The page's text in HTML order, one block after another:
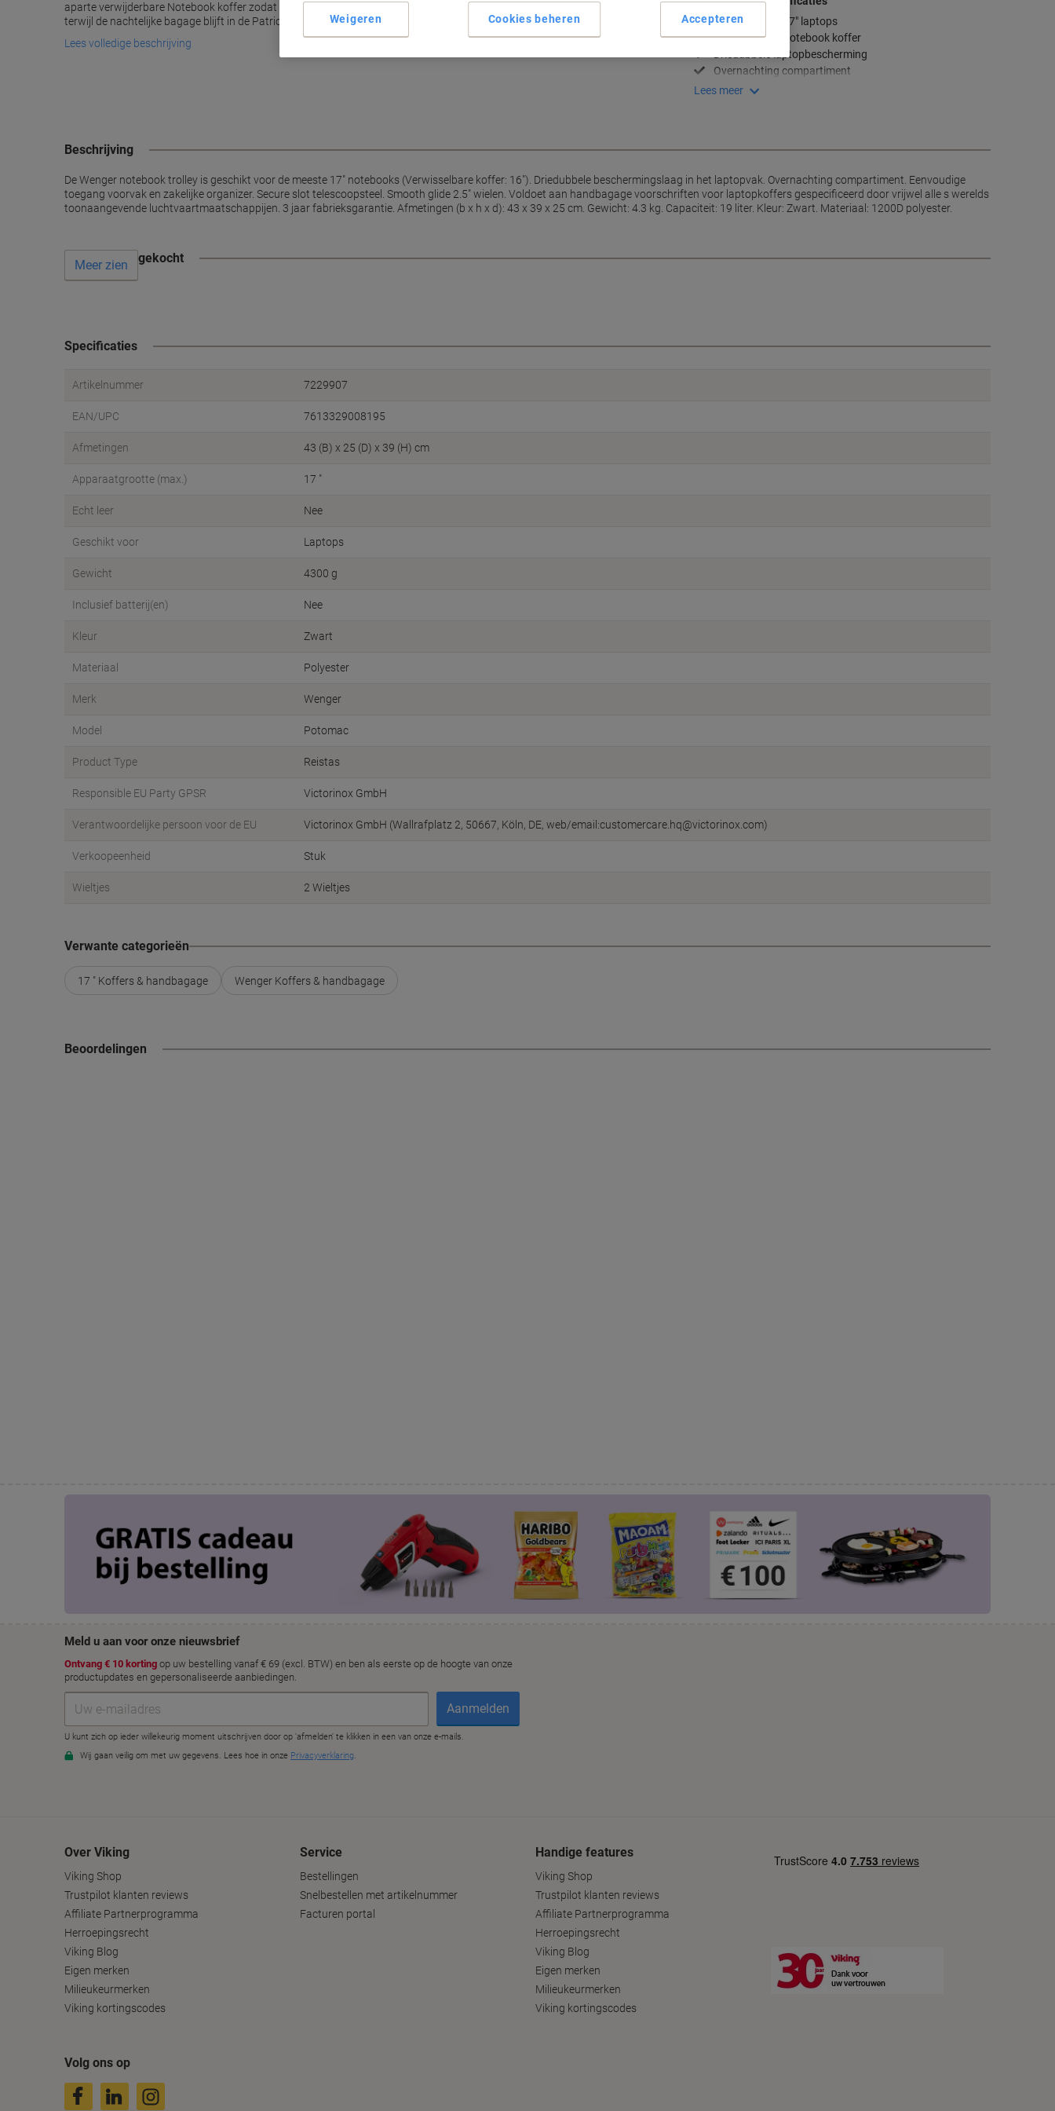
aparte verwijderbare Notebook koffer zodat gebruikers gemakkelijk hun notebook kunnen dragen naar een vergadering,
terwijl de nachtelijke bagage blijft in de Patriot of Potomac terug in het hotel.
Lees volledige beschrijving
Geschikt voor 17" laptops
Verwijderbare notebook koffer
Driedubbele laptopbescherming
Overnachting compartiment
Lees meer
Beschrijving
De Wenger notebook trolley is geschikt voor de meeste 17" notebooks (Verwisselbare koffer: 16"). Driedubbele beschermingslaag in het laptopvak. Overnachting compartiment. Eenvoudige
toegang voorvak en zakelijke organizer. Secure slot telescoopsteel. Smooth glide 2.5" wielen. Voldoet aan handbagage voorschriften voor laptopkoffers gespecificeerd door vrijwel alle s werelds
toonaangevende luchtvaartmaatschappijen. 3 jaar fabrieksgarantie. Afmetingen (b x h x d): 43 x 39 x 25 cm. Gewicht: 4.3 kg. Capaciteit: 19 liter. Kleur: Zwart. Materiaal: 1200D polyester.
Vaak samen gekocht
Meer zien
Specificaties
Artikelnummer 7229907
EAN/UPC 7613329008195
Afmetingen 43 (B) x 25 (D) x 39 (H) cm
Apparaatgrootte (max.) 17 "
Echt leer Nee
Geschikt voor Laptops
Gewicht 4300 g
Inclusief batterij(en) Nee
Kleur Zwart
Materiaal Polyester
Merk Wenger
Model Potomac
Product Type Reistas
Responsible EU Party GPSR Victorinox GmbH
Verantwoordelijke persoon voor de EU Victorinox GmbH (Wallrafplatz 2, 50667, Köln, DE, web/email:customercare.hq@victorinox.com)
Verkoopeenheid Stuk
Wieltjes 2 Wieltjes
Verwante categorieën
17 " Koffers & handbagage Wenger Koffers & handbagage
Beoordelingen
Over Viking
Viking Shop
Trustpilot klanten reviews
Affiliate Partnerprogramma
Herroepingsrecht
Viking Blog
Eigen merken
Milieukeurmerken
Viking kortingscodes
Service
Bestellingen
Snelbestellen met artikelnummer
Facturen portal
Handige features
Viking Shop
Trustpilot klanten reviews
Affiliate Partnerprogramma
Herroepingsrecht
Viking Blog
Eigen merken
Milieukeurmerken
Viking kortingscodes
Volg ons op
Cookies beheren
Weigeren Accepteren